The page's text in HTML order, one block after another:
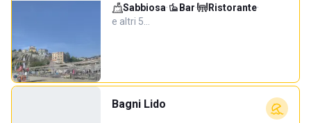
Sabbiosa· Bar· Ristorante·
e altri 5…
Bagni Lido